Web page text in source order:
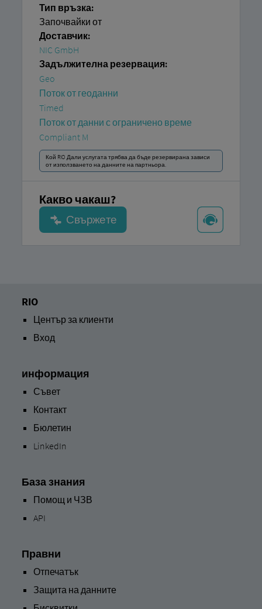
Тип връзка:
Започвайки от
Доставчик:
NIC GmbH
Задължителна резервация:
Geo
Поток от геоданни
Timed
Поток от данни с ограничено време
Compliant M
Кой RIO Дали услугата трябва да бъде резервирана зависи
от използването на данните на партньора.
Какво чакаш?
RIO
Център за клиенти
Вход
информация
Съвет
Контакт
Бюлетин
LinkedIn
База знания
Помощ и ЧЗВ
API
Правни
Отпечатък
Защита на данните